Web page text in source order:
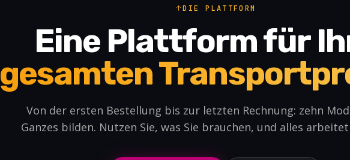
DIE PLATTFORM
Eine Plattform für
gesamten
Von der ersten Bestellung bis zur letzten Rechnung: zehn
Ganzes bilden. Nutzen Sie, was Sie brauchen, und alles